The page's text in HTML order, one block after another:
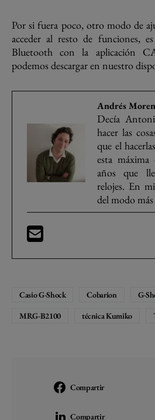
Por si fuera poco, otro modo de
acceder al resto de funciones,
Bluetooth con la aplicación
podemos descargar en nuestro
Andrés
Decía
hacer las
que el
esta
años que
relojes. En
del modo
Casio G-Shock Cobarion G-
MRG-B2100
técnica Kumiko
Compartir
Compartir